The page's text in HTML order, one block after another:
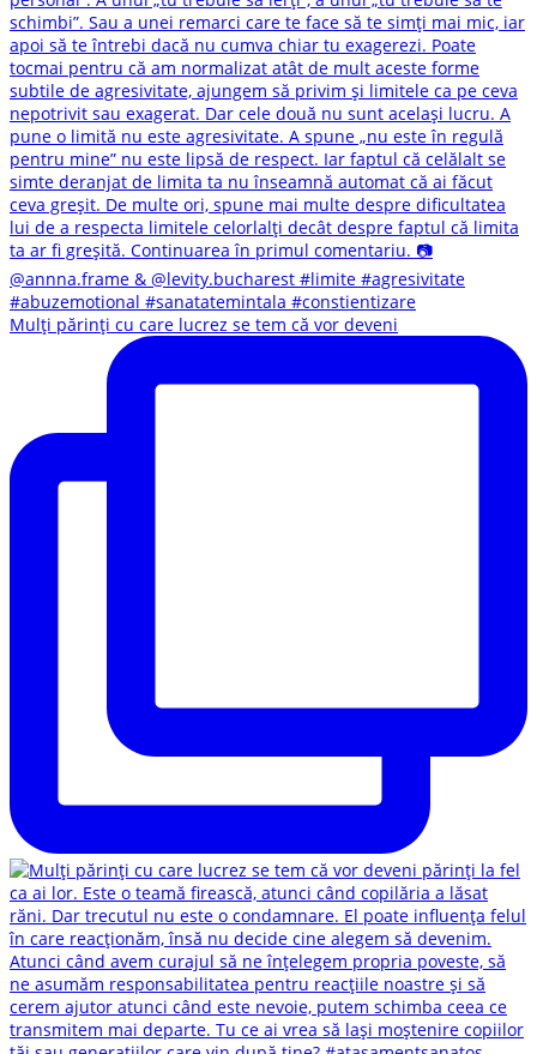
Mulți părinți cu care lucrez se tem că vor deveni